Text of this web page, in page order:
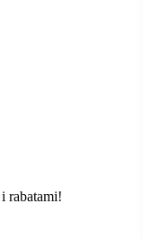
rabatami!